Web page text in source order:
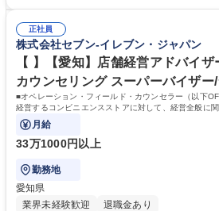
オーナー様の方針もふまえた個店カウンセリン
集職種 【★】【長野】店舗経営アドバイザー
セリング
フプランの変更に合わせた働き方が可能な制
定、エリアを限定して働く制度 ※エリア内転
て、転勤無しになる制度 ・育児や介護等にて、短
資格 学歴：大学院 大学 高専 短大 専修学校
転免許普通自動車
正社員
株式会社セブン-イレブン・ジャパン
【 】【愛知】店舗経営アドバイ
カウンセリング スーパーバイザー
■オペレーション・フィールド・カウンセラー（以下
経営するコンビニエンスストアに対して、経営全般に
に基づく運営支援業務をお任せします。
月給
33万1000円以上
勤務地
愛知県
業界未経験歓迎
退職金あり